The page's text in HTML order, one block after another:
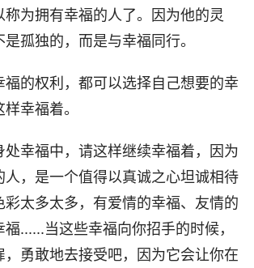
称为拥有幸福的人了。因为他的灵
孤独的，而是与幸福同行。
福的权利，都可以选择自己想要的幸
幸福着。
处幸福中，请这样继续幸福着，因为
人，是一个值得以真诚之心坦诚相待
彩太多太多，有爱情的幸福、友情的
......当这些幸福向你招手的时候，
，勇敢地去接受吧，因为它会让你在